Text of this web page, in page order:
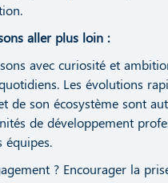
aller plus loin :
avec curiosité et
Les évolutions
de son écosystème sont
de développement
équipes.
? Encourager la